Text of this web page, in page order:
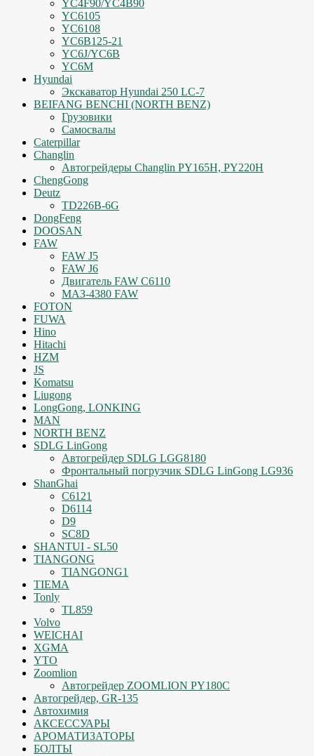
YC4F90/YC4B90
YC6105
YC6108
YC6B125-21
YC6J/YC6B
YC6M
Hyundai
Экскаватор Hyundai 250 LC-7
BEIFANG BENCHI (NORTH BENZ)
Грузовики
Самосвалы
Caterpillar
Changlin
Автогрейдеры Changlin PY165H, PY220H
ChengGong
Deutz
TD226B-6G
DongFeng
DOOSAN
FAW
FAW J5
FAW J6
Двигатель FAW C6110
МАЗ-4380 FAW
FOTON
FUWA
Hino
Hitachi
HZM
JS
Komatsu
Liugong
LongGong, LONKING
MAN
NORTH BENZ
SDLG LinGong
Автогрейдер SDLG LGG8180
Фронтальный погрузчик SDLG LinGong LG936
ShanGhai
C6121
D6114
D9
SC8D
SHANTUI - SL50
TIANGONG
TIANGONG1
TIEMA
Tonly
TL859
Volvo
WEICHAI
XGMA
YTO
Zoomlion
Автогрейдер ZOOMLION PY180C
Автогрейдер, GR-135
Автохимия
АКСЕССУАРЫ
АРОМАТИЗАТОРЫ
БОЛТЫ